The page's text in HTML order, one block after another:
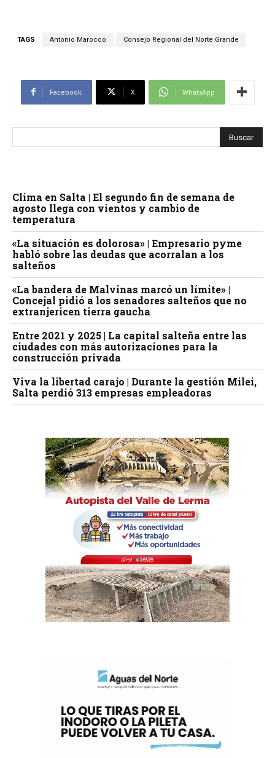
TAGS Antonio Marocco Consejo Regional del Norte Grande
Facebook X WhatsApp
Clima en Salta | El segundo fin de semana de
agosto llega con vientos y cambio de
temperatura
«La situación es dolorosa» | Empresario pyme
habló sobre las deudas que acorralan a los
salteños
«La bandera de Malvinas marcó un límite» |
Concejal pidió a los senadores salteños que no
extranjericen tierra gaucha
Entre 2021 y 2025 | La capital salteña entre las
ciudades con más autorizaciones para la
construcción privada
Viva la libertad carajo | Durante la gestión Milei,
Salta perdió 313 empresas empleadoras